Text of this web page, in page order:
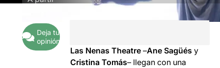
Deja tu
opinión
Las Nenas Theatre –Ane Sagüés y
Cristina Tomás– llegan con una